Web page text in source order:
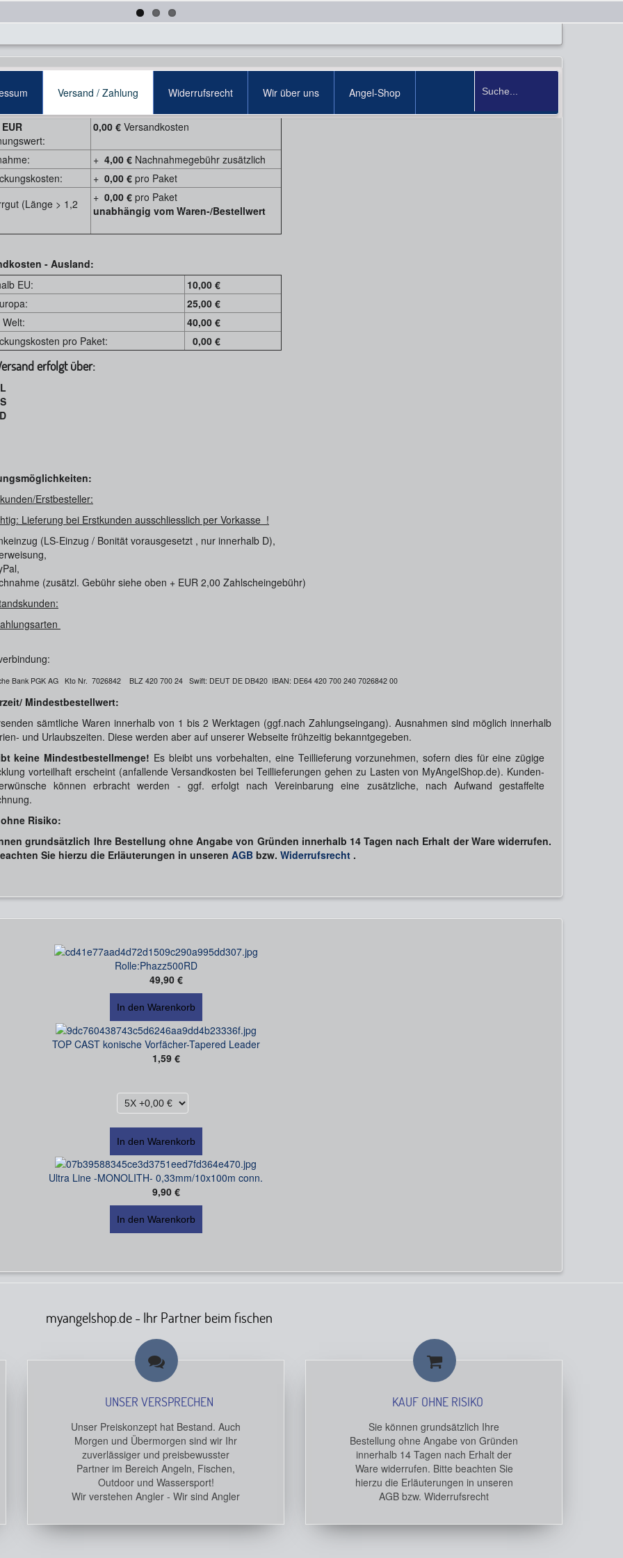
Versand / Zahlung Widerrufsrecht Wir über uns Angel-Shop
0,00 € Versandkosten
+ 4,00 € Nachnahmegebühr zusätzlich
+ 0,00 € pro Paket
(Länge > 1,2
+ 0,00 € pro Paket
unabhängig vom Waren-/Bestellwert
- Ausland:
EU:
10,00 €
25,00 €
40,00 €
pro Paket:
0,00 €
erfolgt über:
Erstbesteller:
Lieferung bei Erstkunden ausschliesslich per Vorkasse !
(LS-Einzug / Bonität vorausgesetzt , nur innerhalb D),
(zusätzl. Gebühr siehe oben + EUR 2,00 Zahlscheingebühr)
Bank PGK AG Kto Nr. 7026842 BLZ 420 700 24 Swift: DEUT DE DB420 IBAN: DE64 420 700 240 7026842 00
Mindestbestellwert:
sämtliche Waren innerhalb von 1 bis 2 Werktagen (ggf.nach Zahlungseingang). Ausnahmen sind möglich innerhalb
und Urlaubszeiten. Diese werden aber auf unserer Webseite frühzeitig bekanntgegeben.
keine Mindestbestellmenge! Es bleibt uns vorbehalten, eine Teillieferung vorzunehmen, sofern dies für eine zügige
vorteilhaft erscheint (anfallende Versandkosten bei Teillieferungen gehen zu Lasten von MyAngelShop.de). Kunden-
können erbracht werden - ggf. erfolgt nach Vereinbarung eine zusätzliche, nach Aufwand gestaffelte
Risiko:
grundsätzlich Ihre Bestellung ohne Angabe von Gründen innerhalb 14 Tagen nach Erhalt der Ware widerrufen.
Sie hierzu die Erläuterungen in unseren AGB bzw. Widerrufsrecht .
Rolle:Phazz500RD
49,90 €
TOP CAST konische Vorfächer-Tapered Leader
1,59 €
Ultra Line -MONOLITH- 0,33mm/10x100m conn.
9,90 €
myangelshop.de - Ihr Partner beim fischen
UNSER VERSPRECHEN
Unser Preiskonzept hat Bestand. Auch
Morgen und Übermorgen sind wir Ihr
zuverlässiger und preisbewusster
Partner im Bereich Angeln, Fischen,
Outdoor und Wassersport!
Wir verstehen Angler - Wir sind Angler
KAUF OHNE RISIKO
Sie können grundsätzlich Ihre
Bestellung ohne Angabe von Gründen
innerhalb 14 Tagen nach Erhalt der
Ware widerrufen. Bitte beachten Sie
hierzu die Erläuterungen in unseren
AGB bzw. Widerrufsrecht